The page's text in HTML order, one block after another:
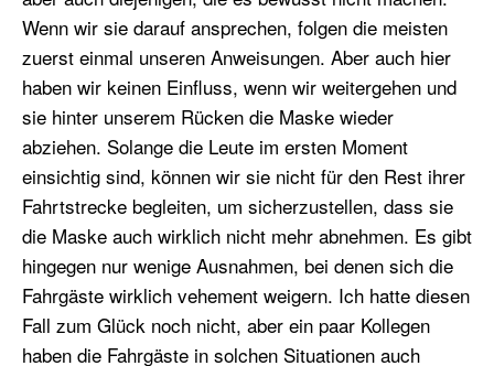
Wenn wir sie darauf ansprechen, folgen die meisten
zuerst einmal unseren Anweisungen. Aber auch hier
haben wir keinen Einfluss, wenn wir weitergehen und
sie hinter unserem Rücken die Maske wieder
abziehen. Solange die Leute im ersten Moment
einsichtig sind, können wir sie nicht für den Rest ihrer
Fahrtstrecke begleiten, um sicherzustellen, dass sie
die Maske auch wirklich nicht mehr abnehmen. Es gibt
hingegen nur wenige Ausnahmen, bei denen sich die
Fahrgäste wirklich vehement weigern. Ich hatte diesen
Fall zum Glück noch nicht, aber ein paar Kollegen
haben die Fahrgäste in solchen Situationen auch